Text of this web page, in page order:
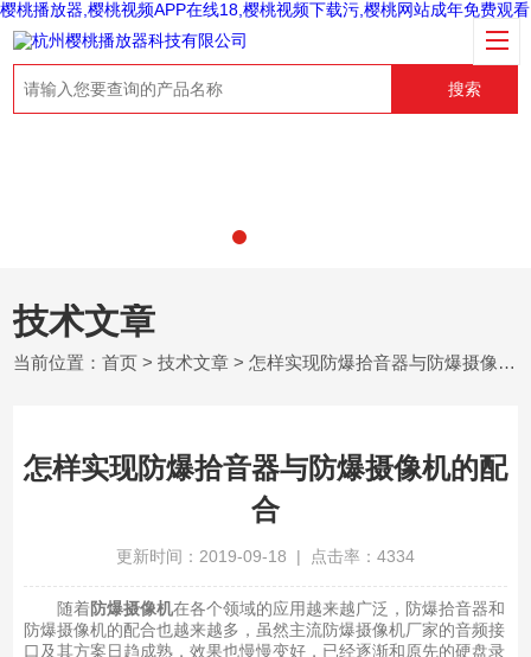
樱桃播放器,樱桃视频APP在线18,樱桃视频下载污,樱桃网站成年免费观看
搜索
技术文章
当前位置：首页 >技术文章 > 怎样实现防爆拾音器与防爆摄像机的配合
怎样实现防爆拾音器与防爆摄像机的配
合
更新时间：2019-09-18 | 点击率：4334
随着防爆摄像机在各个领域的应用越来越广泛，防爆拾音器和
防爆摄像机的配合也越来越多，虽然主流防爆摄像机厂家的音频接
口及其方案日趋成熟，效果也慢慢变好，已经逐渐和原先的硬盘录